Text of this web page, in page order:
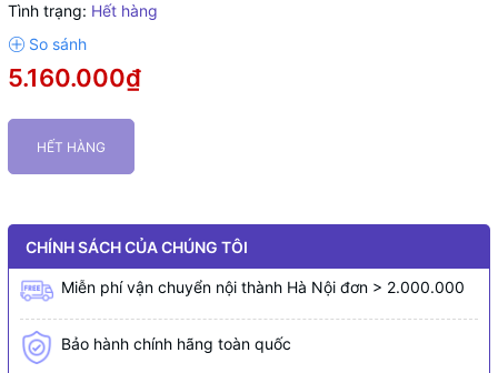
Tình trạng: Hết hàng
5.160.000₫
HẾT HÀNG
CHÍNH SÁCH CỦA CHÚNG TÔI
Miễn phí vận chuyển nội thành Hà Nội đơn > 2.000.000
Bảo hành chính hãng toàn quốc